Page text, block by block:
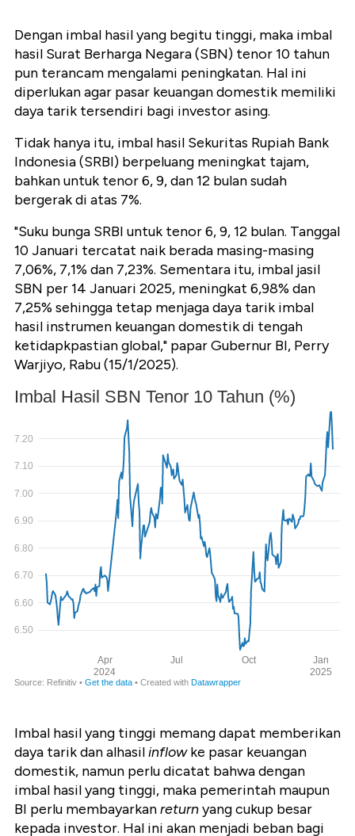
Dengan imbal hasil yang begitu tinggi, maka imbal
hasil Surat Berharga Negara (SBN) tenor 10 tahun
pun terancam mengalami peningkatan. Hal ini
diperlukan agar pasar keuangan domestik memiliki
daya tarik tersendiri bagi investor asing.
Tidak hanya itu, imbal hasil Sekuritas Rupiah Bank
Indonesia (SRBI) berpeluang meningkat tajam,
bahkan untuk tenor 6, 9, dan 12 bulan sudah
bergerak di atas 7%.
"Suku bunga SRBI untuk tenor 6, 9, 12 bulan. Tanggal
10 Januari tercatat naik berada masing-masing
7,06%, 7,1% dan 7,23%. Sementara itu, imbal jasil
SBN per 14 Januari 2025, meningkat 6,98% dan
7,25% sehingga tetap menjaga daya tarik imbal
hasil instrumen keuangan domestik di tengah
ketidapkpastian global," papar Gubernur BI, Perry
Warjiyo, Rabu (15/1/2025).
Imbal hasil yang tinggi memang dapat memberikan
daya tarik dan alhasilinflowke pasar keuangan
domestik, namun perlu dicatat bahwa dengan
imbal hasil yang tinggi, maka pemerintah maupun
BI perlu membayarkanreturnyang cukup besar
kepada investor. Hal ini akan menjadi beban bagi